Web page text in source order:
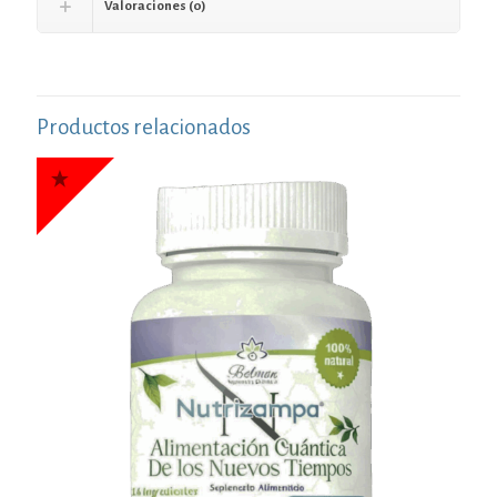
Valoraciones (0)
Productos relacionados